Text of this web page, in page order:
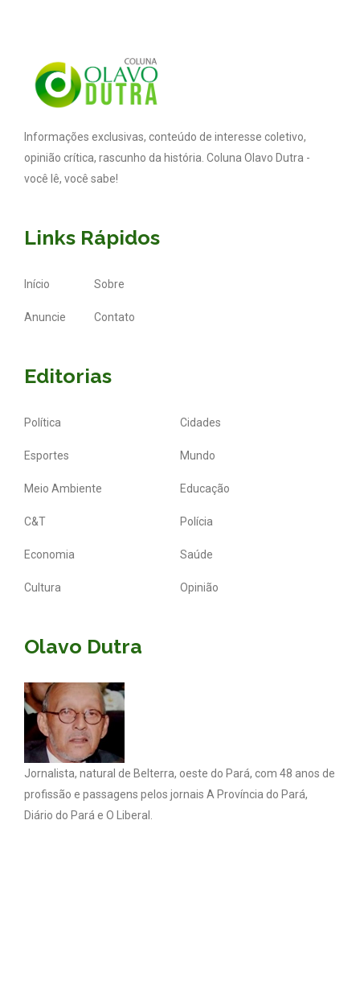
Informações exclusivas, conteúdo de interesse coletivo,
opinião crítica, rascunho da história. Coluna Olavo Dutra -
você lê, você sabe!
Links Rápidos
Início Sobre
Anuncie Contato
Editorias
Política Cidades
Esportes Mundo
Meio Ambiente Educação
C&T Polícia
Economia Saúde
Cultura Opinião
Olavo Dutra
Jornalista, natural de Belterra, oeste do Pará, com 48 anos de
profissão e passagens pelos jornais A Província do Pará,
Diário do Pará e O Liberal.